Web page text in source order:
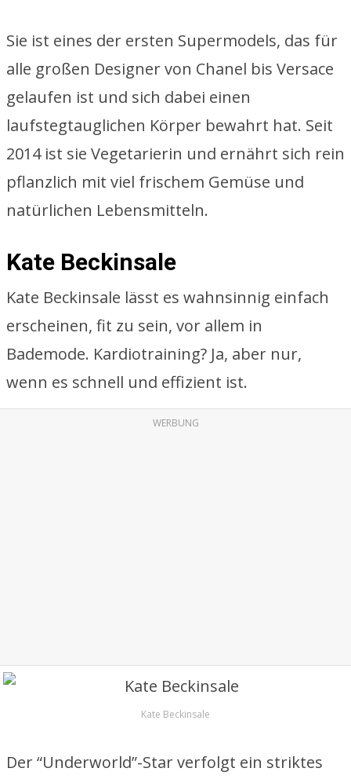
Sie ist eines der ersten Supermodels, das für
alle großen Designer von Chanel bis Versace
gelaufen ist und sich dabei einen
laufstegtauglichen Körper bewahrt hat. Seit
2014 ist sie Vegetarierin und ernährt sich rein
pflanzlich mit viel frischem Gemüse und
natürlichen Lebensmitteln.
Kate Beckinsale
Kate Beckinsale lässt es wahnsinnig einfach
erscheinen, fit zu sein, vor allem in
Bademode. Kardiotraining? Ja, aber nur,
wenn es schnell und effizient ist.
WERBUNG
Kate Beckinsale
Der “Underworld”-Star verfolgt ein striktes